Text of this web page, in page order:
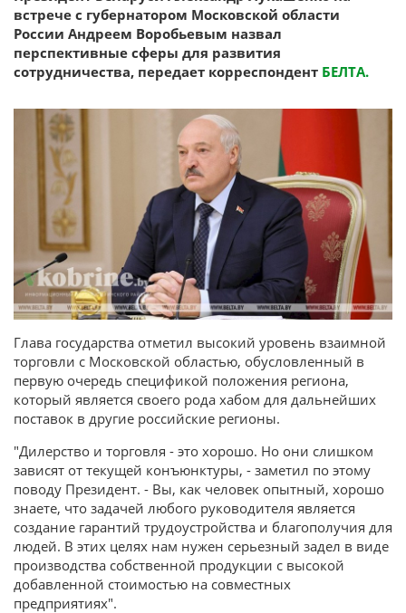
встрече с губернатором Московской области
России Андреем Воробьевым назвал
перспективные сферы для развития
сотрудничества, передает корреспондент БЕЛТА.
Глава государства отметил высокий уровень взаимной
торговли с Московской областью, обусловленный в
первую очередь спецификой положения региона,
который является своего рода хабом для дальнейших
поставок в другие российские регионы.
"Дилерство и торговля - это хорошо. Но они слишком
зависят от текущей конъюнктуры, - заметил по этому
поводу Президент. - Вы, как человек опытный, хорошо
знаете, что задачей любого руководителя является
создание гарантий трудоустройства и благополучия для
людей. В этих целях нам нужен серьезный задел в виде
производства собственной продукции с высокой
добавленной стоимостью на совместных
предприятиях".